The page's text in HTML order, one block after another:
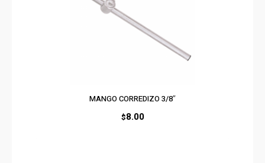
MANGO CORREDIZO 3/8″
$8.00